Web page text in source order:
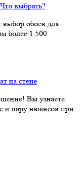
выбрать?
обоев для
более 1 500
на стене
Вы узнаете,
и пару нюансов при